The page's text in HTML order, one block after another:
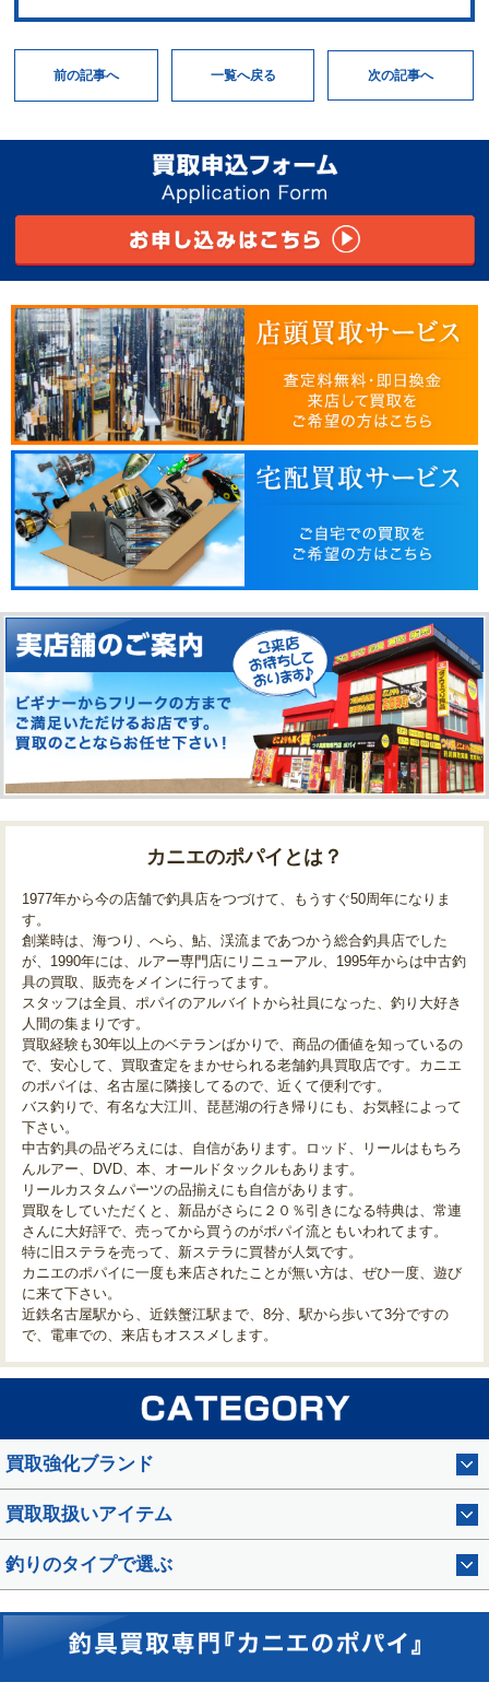
前の記事へ 一覧へ戻る 次の記事へ
カニエのポパイとは？
1977年から今の店舗で釣具店をつづけて、もうすぐ50周年になりま
す。
創業時は、海つり、へら、鮎、渓流まであつかう総合釣具店でした
が、1990年には、ルアー専門店にリニューアル、1995年からは中古釣
具の買取、販売をメインに行ってます。
スタッフは全員、ポパイのアルバイトから社員になった、釣り大好き
人間の集まりです。
買取経験も30年以上のベテランばかりで、商品の価値を知っているの
で、安心して、買取査定をまかせられる老舗釣具買取店です。カニエ
のポパイは、名古屋に隣接してるので、近くて便利です。
バス釣りで、有名な大江川、琵琶湖の行き帰りにも、お気軽によって
下さい。
中古釣具の品ぞろえには、自信があります。ロッド、リールはもちろ
んルアー、DVD、本、オールドタックルもあります。
リールカスタムパーツの品揃えにも自信があります。
買取をしていただくと、新品がさらに２０％引きになる特典は、常連
さんに大好評で、売ってから買うのがポパイ流ともいわれてます。
特に旧ステラを売って、新ステラに買替が人気です。
カニエのポパイに一度も来店されたことが無い方は、ぜひ一度、遊び
に来て下さい。
近鉄名古屋駅から、近鉄蟹江駅まで、8分、駅から歩いて3分ですの
で、電車での、来店もオススメします。
買取強化ブランド
買取取扱いアイテム
釣りのタイプで選ぶ